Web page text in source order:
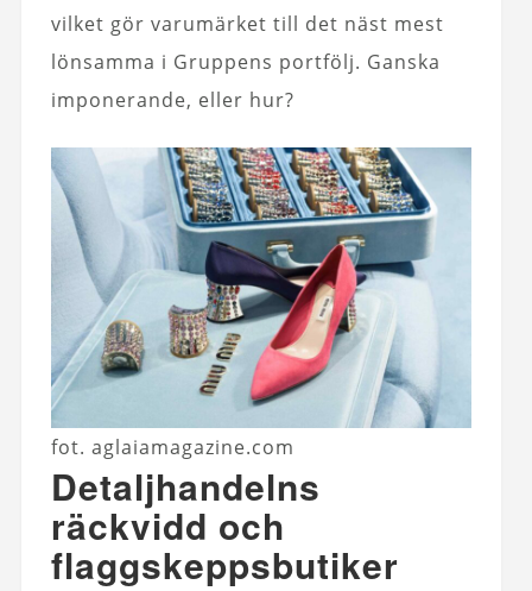
vilket gör varumärket till det näst mest
lönsamma i Gruppens portfölj. Ganska
imponerande, eller hur?
fot. aglaiamagazine.com
Detaljhandelns
räckvidd och
flaggskeppsbutiker